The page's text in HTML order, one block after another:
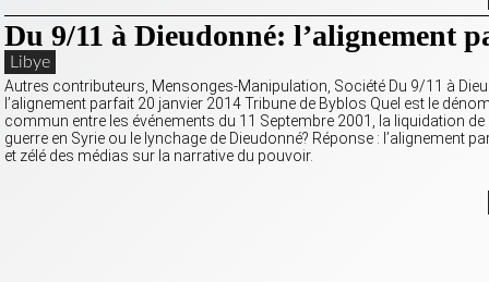
Du 9/11 à Dieudonné: l’alignement
Libye
Autres contributeurs, Mensonges-Manipulation, Société Du 9/11 à
l’alignement parfait 20 janvier 2014 Tribune de Byblos Quel est le
commun entre les événements du 11 Septembre 2001, la liquidation de
guerre en Syrie ou le lynchage de Dieudonné? Réponse : l’alignement
et zélé des médias sur la narrative du pouvoir.